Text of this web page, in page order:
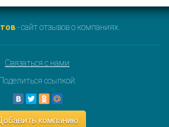
- сайт отзывов о компаниях.
Связаться с нами
ссылкой:
компанию